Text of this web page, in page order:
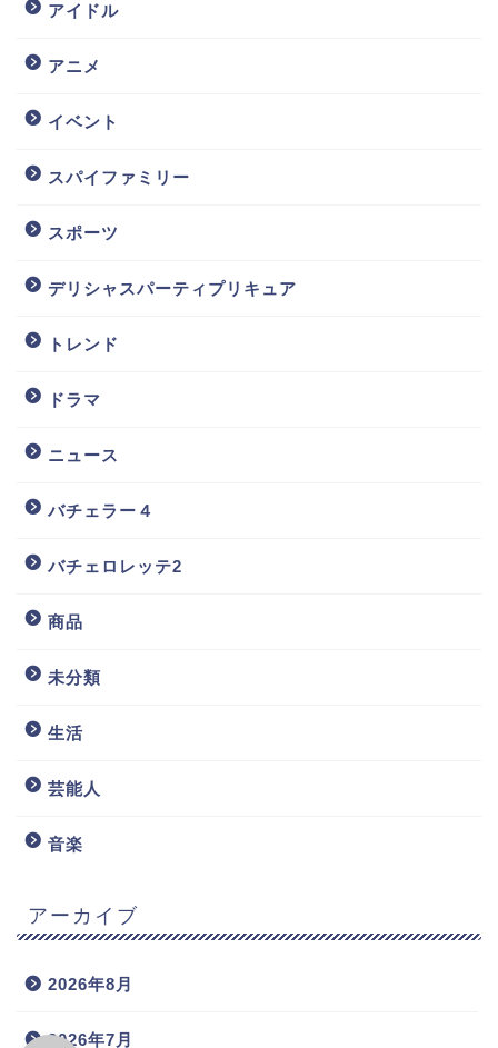
アイドル
アニメ
イベント
スパイファミリー
スポーツ
デリシャスパーティプリキュア
トレンド
ドラマ
ニュース
バチェラー４
バチェロレッテ2
商品
未分類
生活
芸能人
音楽
アーカイブ
2026年8月
2026年7月